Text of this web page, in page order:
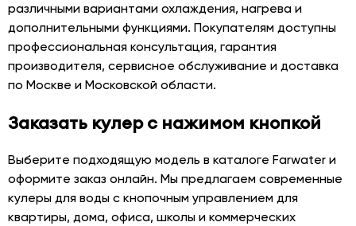
различными вариантами охлаждения, нагрева и
дополнительными функциями. Покупателям доступны
профессиональная консультация, гарантия
производителя, сервисное обслуживание и доставка
по Москве и Московской области.
Заказать кулер с нажимом кнопкой
Выберите подходящую модель в каталоге Farwater и
оформите заказ онлайн. Мы предлагаем современные
кулеры для воды с кнопочным управлением для
квартиры, дома, офиса, школы и коммерческих